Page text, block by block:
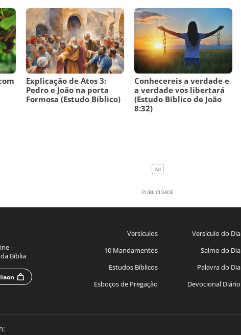
Explicação de Atos 3:
Pedro e João na porta
Formosa (Estudo Bíblico)
Conhecereis a verdade e
a verdade vos libertará
(Estudo Bíblico de João
8:32)
-
Bíblia
Versículos
10 Mandamentos
Estudos Bíblicos
Esboços de Pregação
Versículo do Dia
Salmo do Dia
Palavra do Dia
Devocional Diário